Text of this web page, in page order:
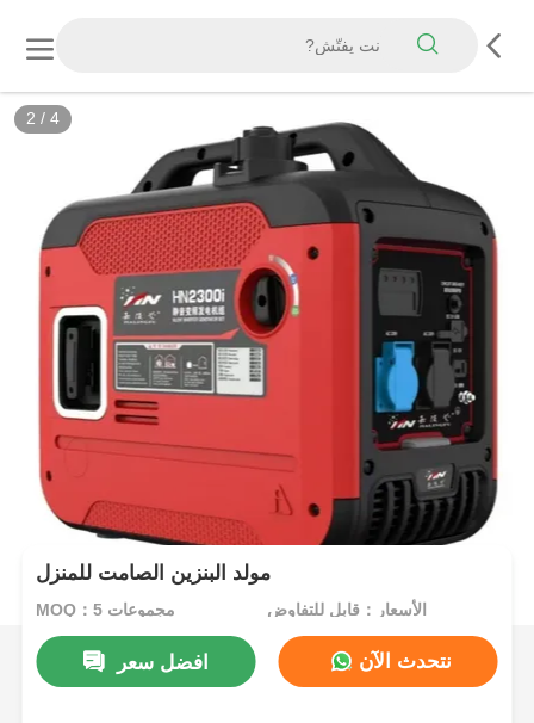
2 / 4
مولد البنزين الصامت للمنزل
MOQ：5 مجموعات الأسعار：قابل للتفاوض
افضل سعر نتحدث الآن